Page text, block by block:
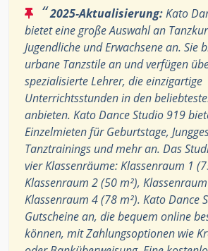
“2025-Aktualisierung:Kato
bietet eine große Auswahl an
Jugendliche und Erwachsene an. Sie
urbane Tanzstile an und verfügen
spezialisierte Lehrer, die einzigartige
Unterrichtsstunden in den
anbieten. Kato Dance Studio 919
Einzelmieten für Geburtstage,
Tanztrainings und mehr an. Das
vier Klassenräume: Klassenraum 1
Klassenraum 2 (50 m²),
Klassenraum 4 (78 m²). Kato Dance
Gutscheine an, die bequem online
können, mit Zahlungsoptionen wie